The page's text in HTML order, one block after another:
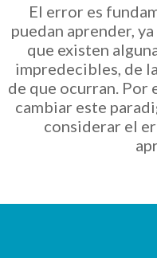
El error es
puedan aprender,
que existen
impredecibles, de
de que ocurran. Por
cambiar este
considerar el